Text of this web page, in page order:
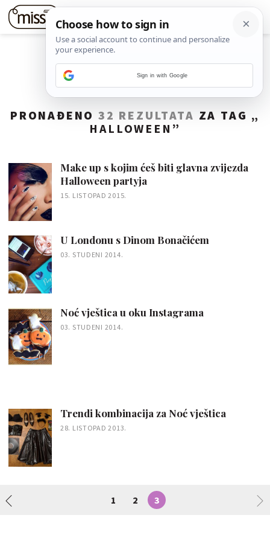
PRONAĐENO32 REZULTATA ZA TAG „
HALLOWEEN ”
Make up s kojim ćeš biti glavna zvijezda
Halloween partyja
15. LISTOPAD 2015.
U Londonu s Dinom Bonačićem
03. STUDENI 2014.
Noć vještica u oku Instagrama
03. STUDENI 2014.
Trendi kombinacija za Noć vještica
28. LISTOPAD 2013.
1 2 3
Sign in with Google